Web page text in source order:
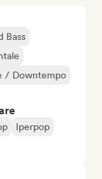
Bass
/ Downtempo
Iperpop